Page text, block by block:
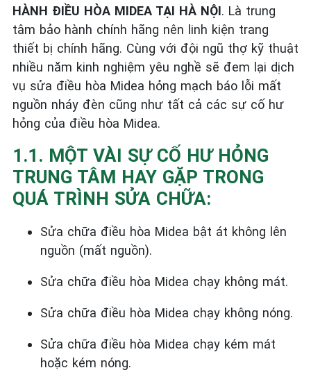
HÀNH ĐIỀU HÒA MIDEA TẠI HÀ NỘI. Là trung
tâm bảo hành chính hãng nên linh kiện trang
thiết bị chính hãng. Cùng với đội ngũ thợ kỹ thuật
nhiều năm kinh nghiệm yêu nghề sẽ đem lại dịch
vụ sửa điều hòa Midea hỏng mạch báo lỗi mất
nguồn nháy đèn cũng như tất cả các sự cố hư
hỏng của điều hòa Midea.
1.1. MỘT VÀI SỰ CỐ HƯ HỎNG
TRUNG TÂM HAY GẶP TRONG
QUÁ TRÌNH SỬA CHỮA:
Sửa chữa điều hòa Midea bật át không lên
nguồn (mất nguồn).
Sửa chữa điều hòa Midea chạy không mát.
Sửa chữa điều hòa Midea chạy không nóng.
Sửa chữa điều hòa Midea chạy kém mát
hoặc kém nóng.